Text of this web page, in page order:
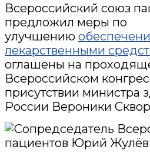
Всероссийский союз
предложил меры по
улучшению
лекарственными
оглашены на
Всероссийском
присутствии министра
России Вероники